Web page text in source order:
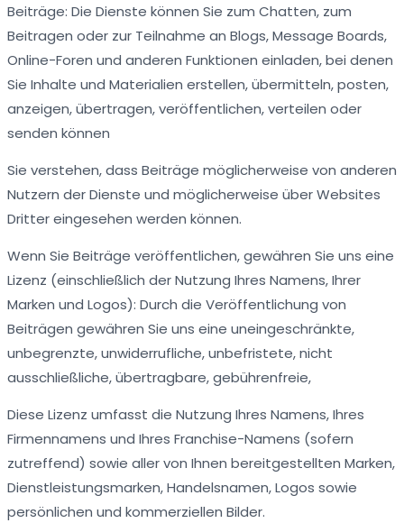
Beiträge: Die Dienste können Sie zum Chatten, zum
Beitragen oder zur Teilnahme an Blogs, Message Boards,
Online-Foren und anderen Funktionen einladen, bei denen
Sie Inhalte und Materialien erstellen, übermitteln, posten,
anzeigen, übertragen, veröffentlichen, verteilen oder
senden können
Sie verstehen, dass Beiträge möglicherweise von anderen
Nutzern der Dienste und möglicherweise über Websites
Dritter eingesehen werden können.
Wenn Sie Beiträge veröffentlichen, gewähren Sie uns eine
Lizenz (einschließlich der Nutzung Ihres Namens, Ihrer
Marken und Logos): Durch die Veröffentlichung von
Beiträgen gewähren Sie uns eine uneingeschränkte,
unbegrenzte, unwiderrufliche, unbefristete, nicht
ausschließliche, übertragbare, gebührenfreie,
Diese Lizenz umfasst die Nutzung Ihres Namens, Ihres
Firmennamens und Ihres Franchise-Namens (sofern
zutreffend) sowie aller von Ihnen bereitgestellten Marken,
Dienstleistungsmarken, Handelsnamen, Logos sowie
persönlichen und kommerziellen Bilder.